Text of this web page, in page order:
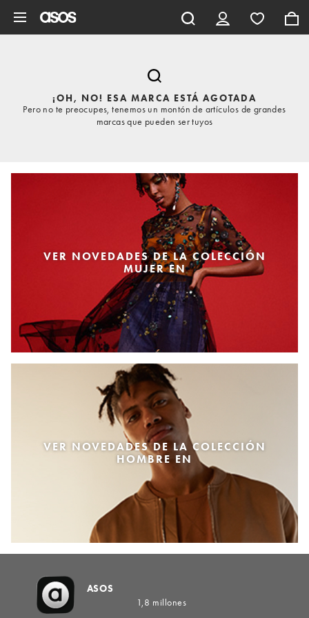
¡OH, NO! ESA MARCA ESTÁ AGOTADA
Pero no te preocupes, tenemos un montón de artículos de grandes
marcas que pueden ser tuyos
VER NOVEDADES DE LA COLECCIÓN
MUJER EN
VER NOVEDADES DE LA COLECCIÓN
HOMBRE EN
ASOS
1,8 millones